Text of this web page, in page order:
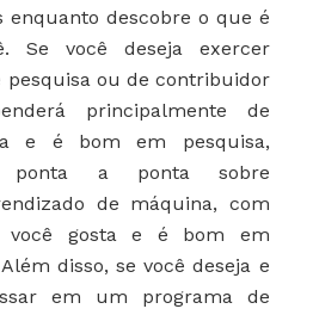
enquanto descobre o que é
Se você deseja exercer
ou de contribuidor
principalmente de
e é bom em pesquisa,
ponta a ponta sobre
de máquina, com
você gosta e é bom em
disso, se você deseja e
em um programa de